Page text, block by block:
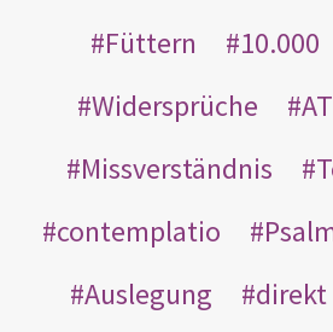
Füttern
10.000
Widersprüche
AT
Missverständnis
contemplatio
Auslegung
direkt